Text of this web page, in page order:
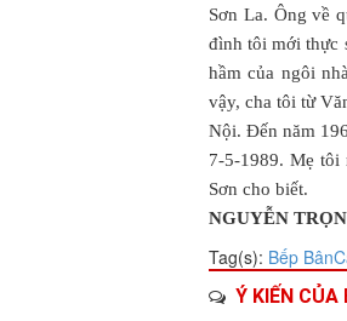
Sơn La. Ông về
đình tôi mới thực
hầm của ngôi
vậy, cha tôi từ
Nội. Đến năm
7-5-1989. Mẹ
Sơn cho biết.
NGUYỄN
Tag(s): Bếp Bân
Ý KIẾN CỦA